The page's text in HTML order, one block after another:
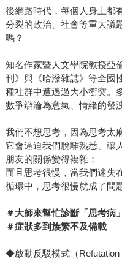
後網路時代，每個人身上都
分裂的政治、社會等重大
嗎？
知名作家暨人文學院教授亞
刊》與《哈潑雜誌》等全國
種社群中遭遇過大小衝突。
數爭辯淪為意氣、情緒的發
我們不想思考，因為思考太
它會逼迫我們脫離熟悉、讓
朋友的關係變得複雜；
而且思考很慢，當我們迷失
循環中，思考很慢就成了問題
＃大師來幫忙診斷「思考病」
＃症狀多到族繁不及備載
◆啟動反駁模式（Refutation